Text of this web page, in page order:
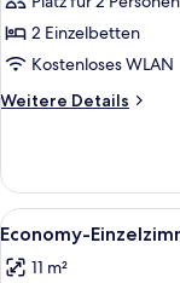
Nichtraucher
anzeigen
2 Einzelbetten
Kostenloses WLAN
Weitere Details
Weitere
Doppelzimmer,
Nichtraucher
Alle
Fotos
für
8
Economy-
11 m²